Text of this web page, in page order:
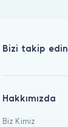
Bizi takip edin
Hakkımızda
Biz Kimiz